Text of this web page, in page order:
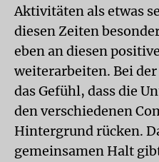
Aktivitäten als etwas
diesen Zeiten
eben an diesen
weiterarbeiten. Bei
das Gefühl, dass die
den verschiedenen
Hintergrund rücken.
gemeinsamen Halt